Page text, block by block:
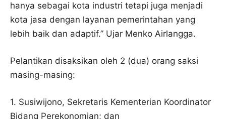
hanya sebagai kota industri tetapi juga menjadi
kota jasa dengan layanan pemerintahan yang
lebih baik dan adaptif.” Ujar Menko Airlangga.
Pelantikan disaksikan oleh 2 (dua) orang saksi
masing-masing:
1. Susiwijono, Sekretaris Kementerian Koordinator
Bidang Perekonomian; dan